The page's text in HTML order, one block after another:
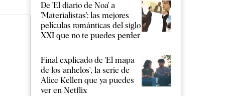
De 'El diario de Noa' a
'Materialistas': las mejores
películas románticas del siglo
XXI que no te puedes perder
Final explicado de 'El mapa
de los anhelos', la serie de
Alice Kellen que ya puedes
ver en Netflix